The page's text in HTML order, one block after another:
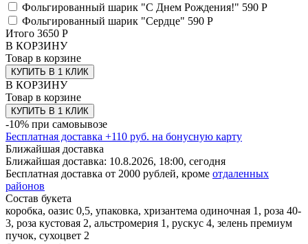
Фольгированный шарик "С Днем Рождения!" 590 Р
Фольгированный шарик "Сердце" 590 Р
Итого 3650 Р
В КОРЗИНУ
Товар в корзине
КУПИТЬ В 1 КЛИК
В КОРЗИНУ
Товар в корзине
КУПИТЬ В 1 КЛИК
-10% при самовывозе
Бесплатная доставка +110 руб. на бонусную карту
Ближайшая доставка
Ближайшая доставка: 10.8.2026, 18:00, сегодня
Бесплатная доставка от 2000 рублей, кроме отдаленных
районов
Состав букета
коробка, оазис 0,5, упаковка, хризантема одиночная 1, роза 40-
3, роза кустовая 2, альстромерия 1, рускус 4, зелень премиум
пучок, сухоцвет 2